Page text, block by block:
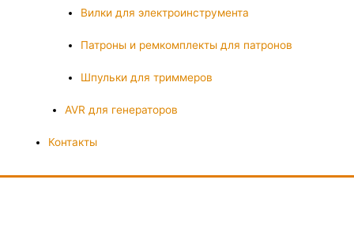
Вилки для электроинструмента
Патроны и ремкомплекты для патронов
Шпульки для триммеров
AVR для генераторов
Контакты